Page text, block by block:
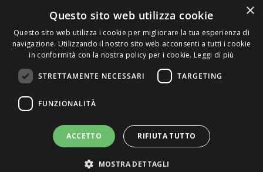
DELLA TORRE, 15 – 20127 – MILANO – P. IVA
SITO REALIZZATO DA GRAFICAEFOTO WEB AGENCY –
PARTNER SINTEL
×
Questo sito web utilizza cookie
Questo sito web utilizza i cookie per migliorare la tua esperienza di
navigazione. Utilizzando il nostro sito web acconsenti a tutti i cookie
in conformità con la nostra policy per i cookie. Leggi di più
STRETTAMENTE NECESSARI TARGETING
FUNZIONALITÀ
ACCETTO RIFIUTA TUTTO
MOSTRA DETTAGLI